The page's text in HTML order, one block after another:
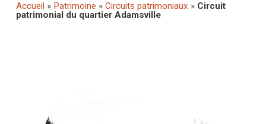
Accueil » Patrimoine » Circuits patrimoniaux » Circuit
patrimonial du quartier Adamsville